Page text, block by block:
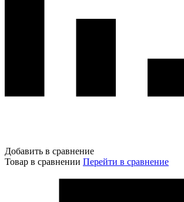
Добавить в сравнение
Товар в сравнении Перейти в сравнение